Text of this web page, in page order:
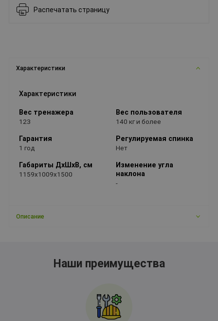
Распечатать страницу
Характеристики
Характеристики
Вес тренажера
123
Гарантия
1 год
Габариты ДхШхВ, см
1159x1009x1500
Вес пользователя
140 кг и более
Регулируемая спинка
Нет
Изменение угла
наклона
-
Описание
Наши преимущества